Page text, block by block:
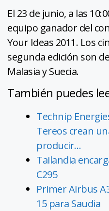
El 23 de junio, a las
equipo ganador del
Your Ideas 2011. Los
segunda edición son
Malasia y Suecia.
También puedes
Technip
Tereos crean
producir…
Tailandia
C295
Primer Airbus
15 para Saudia